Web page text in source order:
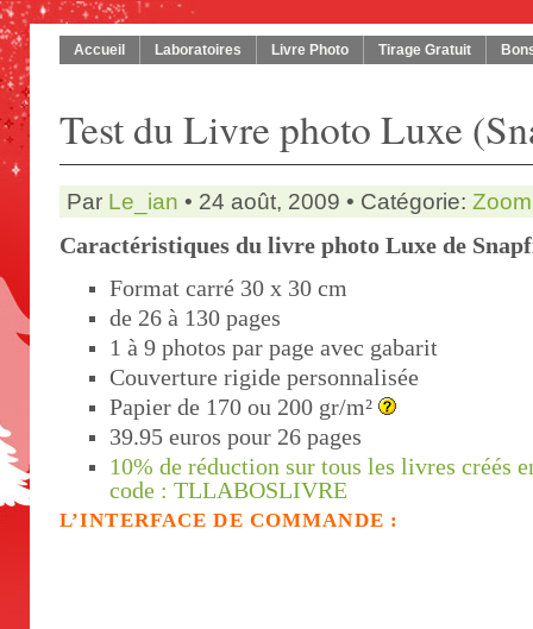
Accueil Laboratoires Livre Photo Tirage Gratuit
Test du Livre photo Luxe
Par Le_ian • 24 août, 2009 • Catégorie:
Caractéristiques du livre photo Luxe de
Format carré 30 x 30 cm
de 26 à 130 pages
1 à 9 photos par page avec gabarit
Couverture rigide personnalisée
Papier de 170 ou 200 gr/m²
39.95 euros pour 26 pages
10% de réduction sur tous les livres créés
code : TLLABOSLIVRE
L’INTERFACE DE COMMANDE :